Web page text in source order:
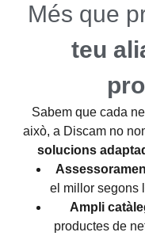
Més que
teu
Sabem que cada
això, a Discam no
solucions
el millor segons
Ampli
productes de